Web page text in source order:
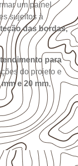
um painel
sujeitos à
das bordas,
para
do projeto e
e 20 mm,